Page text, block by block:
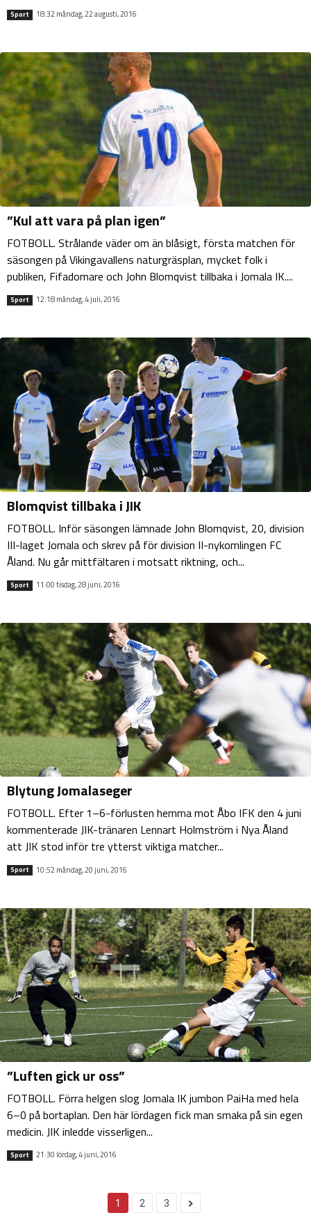
Sport 18:32 måndag, 22 augusti, 2016
”Kul att vara på plan igen”
FOTBOLL. Strålande väder om än blåsigt, första matchen för
säsongen på Vikingavallens naturgräsplan, mycket folk i
publiken, Fifadomare och John Blomqvist tillbaka i Jomala IK....
Sport 12:18 måndag, 4 juli, 2016
Blomqvist tillbaka i JIK
FOTBOLL. Inför säsongen lämnade John Blomqvist, 20, division
III-laget Jomala och skrev på för division II-nykomlingen FC
Åland. Nu går mittfältaren i motsatt riktning, och...
Sport 11:00 tisdag, 28 juni, 2016
Blytung Jomalaseger
FOTBOLL. Efter 1–6-förlusten hemma mot Åbo IFK den 4 juni
kommenterade JIK-tränaren Lennart Holmström i Nya Åland
att JIK stod inför tre ytterst viktiga matcher...
Sport 10:52 måndag, 20 juni, 2016
”Luften gick ur oss”
FOTBOLL. Förra helgen slog Jomala IK jumbon PaiHa med hela
6–0 på bortaplan. Den här lördagen fick man smaka på sin egen
medicin. JIK inledde visserligen...
Sport 21:30 lördag, 4 juni, 2016
1 2 3